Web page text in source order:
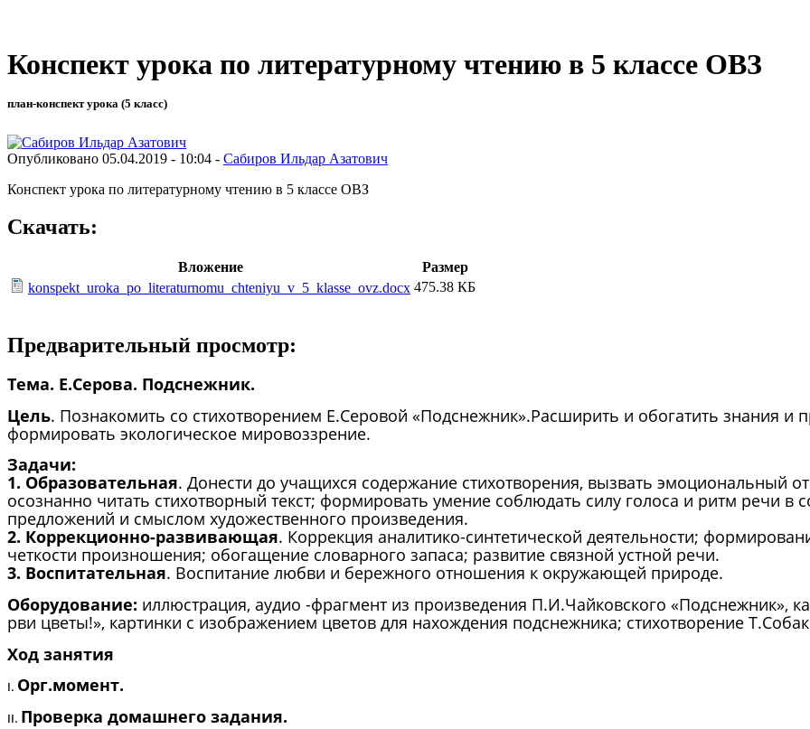
Конспект урока по литературному чтению в 5 классе ОВЗ
план-конспект урока (5 класс)
Опубликовано 05.04.2019 - 10:04 - Сабиров Ильдар Азатович
Конспект урока по литературному чтению в 5 классе ОВЗ
Скачать:
Вложение
Размер
konspekt_uroka_po_literaturnomu_chteniyu_v_5_klasse_ovz.docx 475.38 КБ
Предварительный просмотр:
Тема. Е.Серова. Подснежник.
Цель. Познакомить со стихотворением Е.Серовой «Подснежник».Расширить и обогатить знания и
формировать экологическое мировоззрение.
Задачи:
1. Образовательная. Донести до учащихся содержание стихотворения, вызвать эмоциональный
осознанно читать стихотворный текст; формировать умение соблюдать силу голоса и ритм речи в
предложений и смыслом художественного произведения.
2. Коррекционно-развивающая. Коррекция аналитико-синтетической деятельности;
четкости произношения; обогащение словарного запаса; развитие связной устной речи.
3. Воспитательная. Воспитание любви и бережного отношения к окружающей природе.
Оборудование: иллюстрация, аудио -фрагмент из произведения П.И.Чайковского «Подснежник»,
рви цветы!», картинки с изображением цветов для нахождения подснежника; стихотворение
Ход занятия
Орг.момент.
Проверка домашнего задания.